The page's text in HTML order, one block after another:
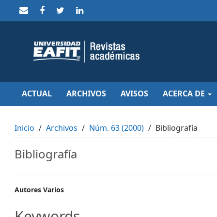
to
Main
Navigation
Content
Sidebar
ACTUAL ARCHIVOS AVISOS ACERCA DE
Inicio Archivos Núm. 63 (2000) Bibliografía
Bibliografía
Main
Article
Autores Varios